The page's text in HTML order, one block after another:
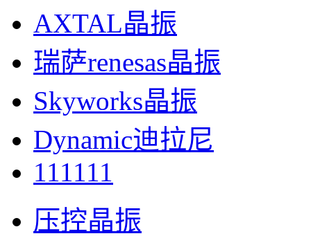
AXTAL晶振
瑞萨renesas晶振
Skyworks晶振
Dynamic迪拉尼
111111
压控晶振